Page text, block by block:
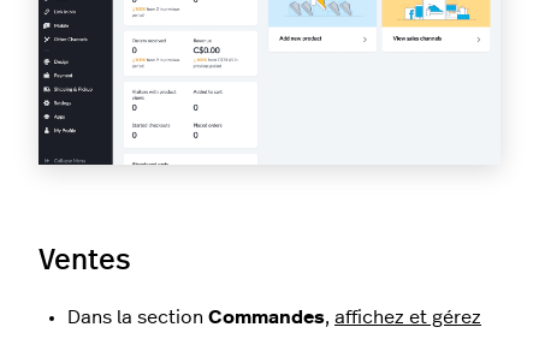
Ventes
Dans la section Commandes, affichez et gérez